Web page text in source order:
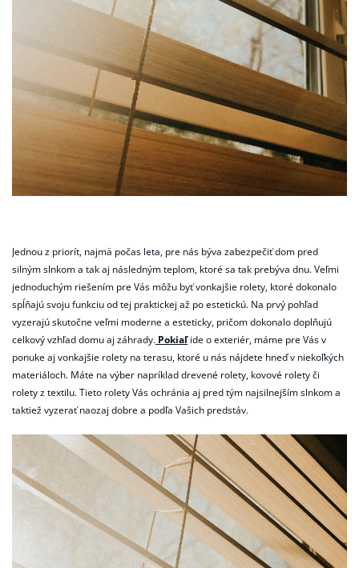
Jednou z priorít, najmä počas leta, pre nás býva zabezpečiť dom pred
silným slnkom a tak aj následným teplom, ktoré sa tak prebýva dnu. Veľmi
jednoduchým riešením pre Vás môžu byť vonkajšie rolety, ktoré dokonalo
spĺňajú svoju funkciu od tej praktickej až po estetickú. Na prvý pohľad
vyzerajú skutočne veľmi moderne a esteticky, pričom dokonalo doplňujú
celkový vzhľad domu aj záhrady. Pokiaľide o exteriér, máme pre Vás v
ponuke aj vonkajšie rolety na terasu, ktoré u nás nájdete hneď v niekoľkých
materiáloch. Máte na výber napríklad drevené rolety, kovové rolety či
rolety z textilu. Tieto rolety Vás ochránia aj pred tým najsilnejším slnkom a
taktiež vyzerať naozaj dobre a podľa Vašich predstáv.